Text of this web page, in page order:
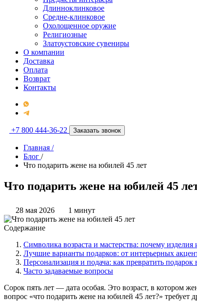
Длинноклинковое
Средне-клинковое
Охолощенное оружие
Религиозные
Златоустовские сувениры
О компании
Доставка
Оплата
Возврат
Контакты
+7 800 444-36-22 Заказать звонок
Главная /
Блог /
Что подарить жене на юбилей 45 лет
Что подарить жене на юбилей 45
28 мая 2026 1 минут
Содержание
Символика возраста и мастерства: почему изделия
Лучшие варианты подарков: от интерьерных
Персонализация и подача: как превратить
Часто задаваемые вопросы
Сорок пять лет — дата особая. Это возраст, в котором
вопрос «что подарить жене на юбилей 45 лет?»